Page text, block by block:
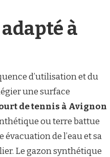
à
d’utilisation et du
une surface
de tennis à Avignon
ou terre battue
de l’eau et sa
Le gazon synthétique